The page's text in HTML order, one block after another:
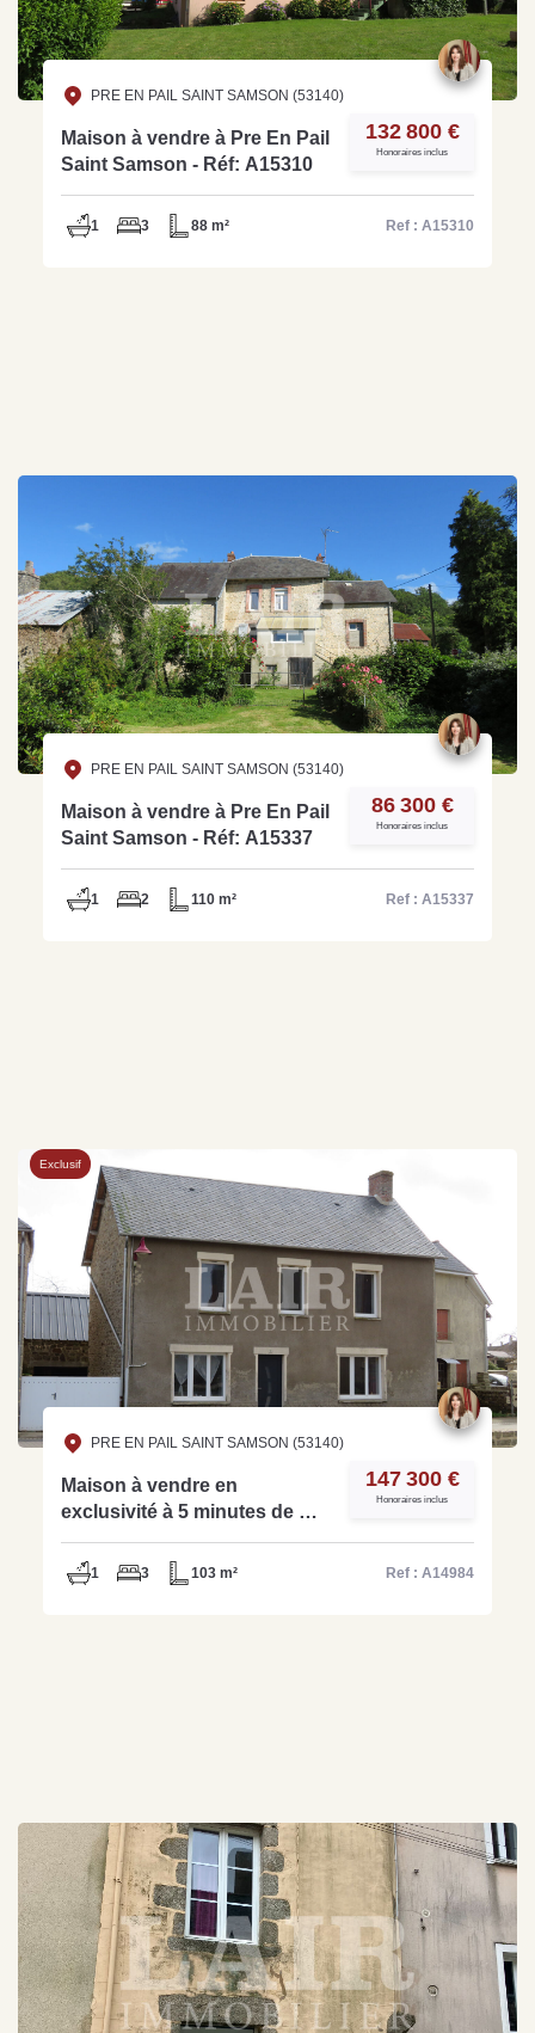
PRE EN PAIL SAINT SAMSON (53140)
Maison à vendre à Pre En Pail
Saint Samson - Réf: A15310
132 800 €
Honoraires inclus
1 3 88 m² Ref : A15310
PRE EN PAIL SAINT SAMSON (53140)
Maison à vendre à Pre En Pail
Saint Samson - Réf: A15337
86 300 €
Honoraires inclus
1 2 110 m² Ref : A15337
Exclusif
PRE EN PAIL SAINT SAMSON (53140)
Maison à vendre en
exclusivité à 5 minutes de Pré
en pail - Réf: A14984
147 300 €
Honoraires inclus
1 3 103 m² Ref : A14984